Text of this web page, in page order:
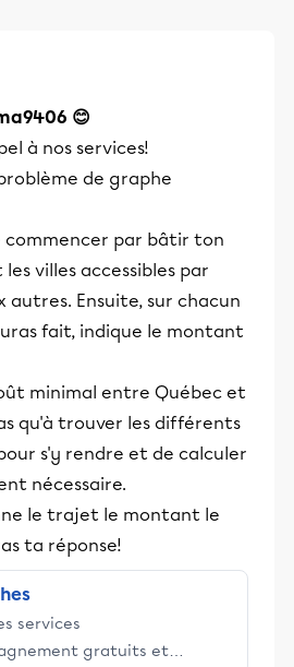
😊
à nos services!
de graphe
commencer par bâtir ton
villes accessibles par
autres. Ensuite, sur chacun
fait, indique le montant
minimal entre Québec et
qu'à trouver les différents
s'y rendre et de calculer
nécessaire.
le trajet le montant le
ta réponse!
services
gratuits et